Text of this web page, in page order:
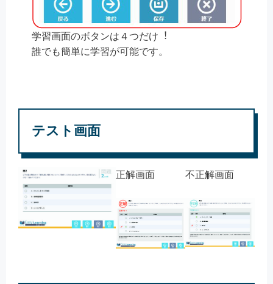
学習画面のボタンは４つだけ︕
誰でも簡単に学習が可能です。
テスト画面
正解画面 不正解画面